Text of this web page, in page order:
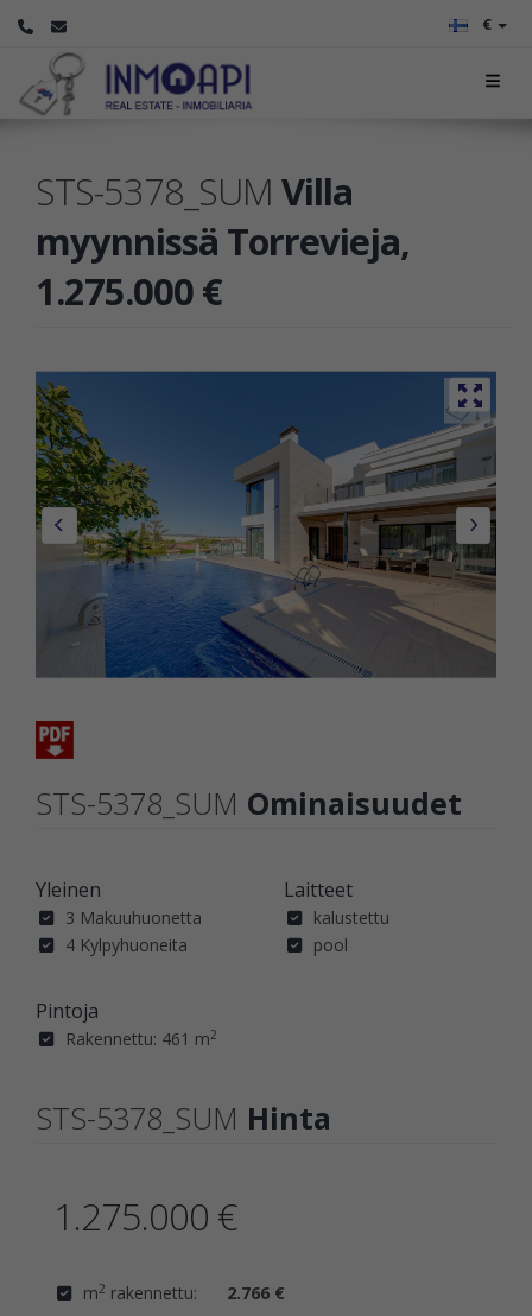
€
STS-5378_SUM Villa
myynnissä Torrevieja,
1.275.000 €
STS-5378_SUM Ominaisuudet
Yleinen
3 Makuuhuonetta
4 Kylpyhuoneita
Pintoja
Rakennettu: 461 m2
Laitteet
kalustettu
pool
STS-5378_SUM Hinta
1.275.000 €
m2 rakennettu: 2.766 €